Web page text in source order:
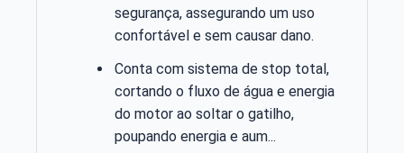
segurança, assegurando um uso
confortável e sem causar dano.
Conta com sistema de stop total,
cortando o fluxo de água e energia
do motor ao soltar o gatilho,
poupando energia e aum...